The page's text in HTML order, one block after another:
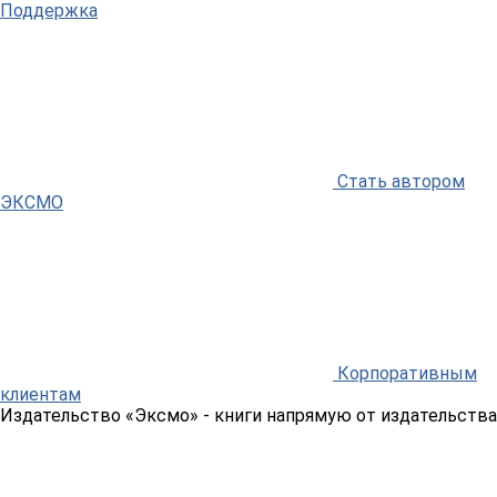
Поддержка
Стать автором
ЭКСМО
Корпоративным
клиентам
Издательство «Эксмо» - книги напрямую от издательства